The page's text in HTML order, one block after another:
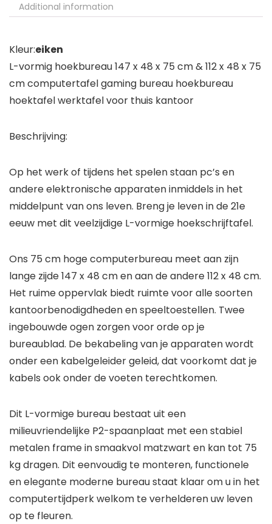
Additional information
Kleur:eiken
L-vormig hoekbureau 147 x 48 x 75 cm & 112 x 48 x 75
cm computertafel gaming bureau hoekbureau
hoektafel werktafel voor thuis kantoor
Beschrijving:
Op het werk of tijdens het spelen staan pc’s en
andere elektronische apparaten inmiddels in het
middelpunt van ons leven. Breng je leven in de 21e
eeuw met dit veelzijdige L-vormige hoekschrijftafel.
Ons 75 cm hoge computerbureau meet aan zijn
lange zijde 147 x 48 cm en aan de andere 112 x 48 cm.
Het ruime oppervlak biedt ruimte voor alle soorten
kantoorbenodigdheden en speeltoestellen. Twee
ingebouwde ogen zorgen voor orde op je
bureaublad. De bekabeling van je apparaten wordt
onder een kabelgeleider geleid, dat voorkomt dat je
kabels ook onder de voeten terechtkomen.
Dit L-vormige bureau bestaat uit een
milieuvriendelijke P2-spaanplaat met een stabiel
metalen frame in smaakvol matzwart en kan tot 75
kg dragen. Dit eenvoudig te monteren, functionele
en elegante moderne bureau staat klaar om u in het
computertijdperk welkom te verhelderen uw leven
op te fleuren.